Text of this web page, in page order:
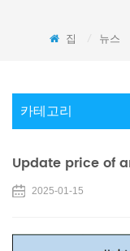
집 뉴스
카테고리
Update price of
2025-01-15